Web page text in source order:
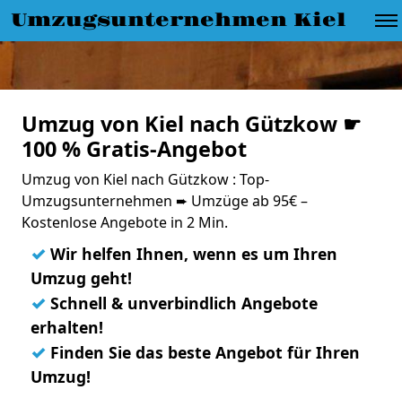
Umzugsunternehmen Kiel
Umzug von Kiel nach Gützkow ☛
100 % Gratis-Angebot
Umzug von Kiel nach Gützkow : Top-
Umzugsunternehmen ➨ Umzüge ab 95€ –
Kostenlose Angebote in 2 Min.
✓ Wir helfen Ihnen, wenn es um Ihren
Umzug geht!
✓ Schnell & unverbindlich Angebote
erhalten!
✓ Finden Sie das beste Angebot für Ihren
Umzug!